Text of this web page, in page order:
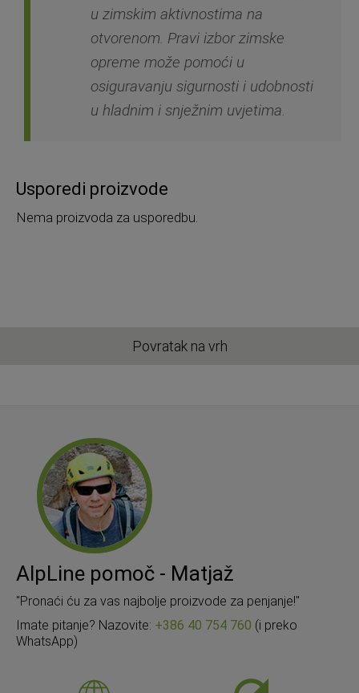
u zimskim aktivnostima na
otvorenom. Pravi izbor zimske
opreme može pomoći u
osiguravanju sigurnosti i udobnosti
u hladnim i snježnim uvjetima.
Usporedi proizvode
Nema proizvoda za usporedbu.
Povratak na vrh
AlpLine pomoč - Matjaž
"Pronaći ću za vas najbolje proizvode za penjanje!"
Imate pitanje? Nazovite: +386 40 754 760 (i preko
WhatsApp)